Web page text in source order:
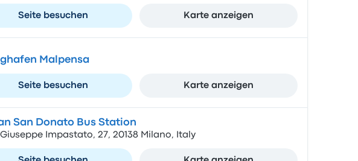
Seite besuchen Karte anzeigen
Malpensa
Seite besuchen Karte anzeigen
San Donato Bus Station
Impastato, 27, 20138 Milano, Italy